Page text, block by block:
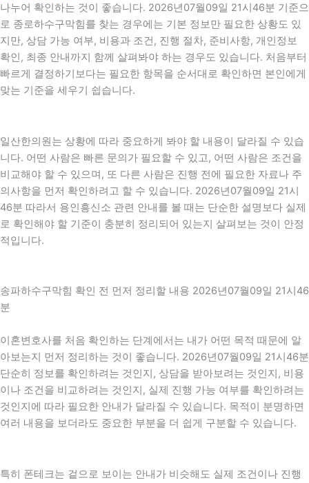
나누어 확인하는 것이 좋습니다. 2026년07월09일 21시46분 기준으
로 종로하수구막힘를 찾는 경우에는 기본 정보만 필요한 상황도 있
지만, 상담 가능 여부, 비용과 조건, 진행 절차, 준비사항, 개인정보
확인, 최종 안내까지 함께 살펴봐야 하는 경우도 있습니다. 처음부터
빠르게 결정하기보다는 필요한 항목을 순서대로 확인하면 본인에게
맞는 기준을 세우기 쉽습니다.
일산한의원는 상황에 따라 중요하게 봐야 할 내용이 달라질 수 있습
니다. 어떤 사람은 빠른 문의가 필요할 수 있고, 어떤 사람은 조건을
비교해야 할 수 있으며, 또 다른 사람은 진행 전에 필요한 자료나 주
의사항을 먼저 확인하려고 할 수 있습니다. 2026년07월09일 21시
46분 따라서 용인흥신소 관련 안내를 볼 때는 단순한 설명보다 실제
로 확인해야 할 기준이 충분히 정리되어 있는지 살펴보는 것이 안정
적입니다.
송파하수구막힘 확인 전 먼저 정리할 내용 2026년07월09일 21시46
분
이혼변호사를 처음 확인하는 단계에서는 내가 어떤 목적 때문에 알
아보는지 먼저 정리하는 것이 좋습니다. 2026년07월09일 21시46분
단순히 정보를 확인하려는 것인지, 상담을 받아보려는 것인지, 비용
이나 조건을 비교하려는 것인지, 실제 진행 가능 여부를 확인하려는
것인지에 따라 필요한 안내가 달라질 수 있습니다. 목적이 분명하면
여러 내용을 보더라도 중요한 부분을 더 쉽게 구분할 수 있습니다.
특히 폰테크는 겉으로 보이는 안내가 비슷해도 실제 조건이나 진행